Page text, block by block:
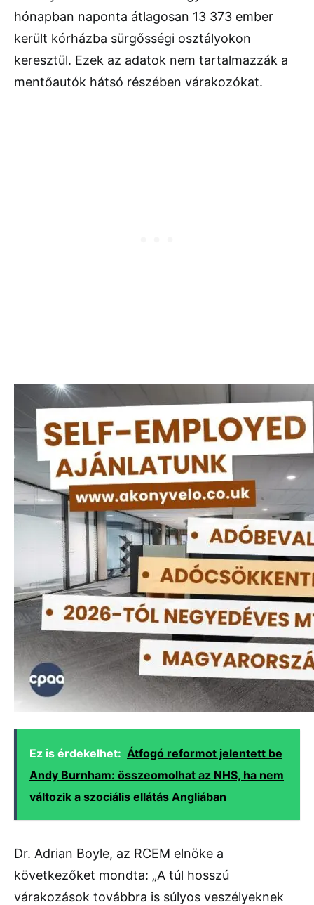
hónapban naponta átlagosan 13 373 ember
került kórházba sürgősségi osztályokon
keresztül. Ezek az adatok nem tartalmazzák a
mentőautók hátsó részében várakozókat.
Ez is érdekelhet: Átfogó reformot jelentett be
Andy Burnham: összeomolhat az NHS, ha nem
változik a szociális ellátás Angliában
Dr. Adrian Boyle, az RCEM elnöke a
következőket mondta: „A túl hosszú
várakozások továbbra is súlyos veszélyeknek